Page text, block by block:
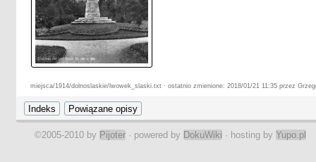
miejsca/1914/dolnoslaskie/lwowek_slaski.txt · ostatnio zmienione: 2018/01/21 11:35 przez
©2005-2010 by Pijoter · powered by DokuWiki · hosting by Yupo.pl